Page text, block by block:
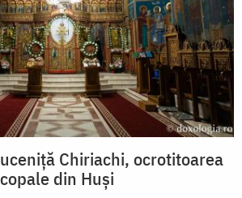
Chiriachi, ocrotitoarea
din Huși